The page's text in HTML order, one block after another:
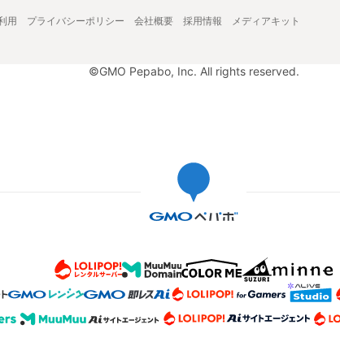
用 プライバシーポリシー 会社概要 採用情報 メディアキット
©GMO Pepabo, Inc. All rights reserved.